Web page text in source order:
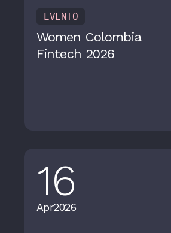
EVENTO
Women Colombia
Fintech 2026
16
Apr2026